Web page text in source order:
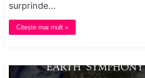
surprinde…
Citește mai mult »